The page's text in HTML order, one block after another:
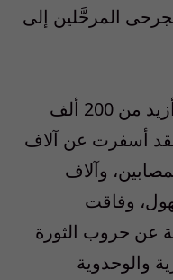
المرحَّلين إلى
وفي حين حملت هذه الحرب أزيد من 200 ألف
أسفرت عن آلاف
وآلاف
وفاقت
عن حروب الثورة
والوحدوية